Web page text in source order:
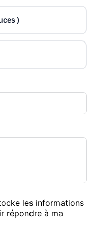
)
les informations
répondre à ma